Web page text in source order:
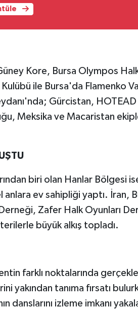
Kore, Bursa Olympos
ile Bursa'da Flamenko
Gürcistan,
Meksika ve Macaristan
biri olan Hanlar Bölgesi
ev sahipliği yaptı. İran,
Derneği, Zafer Halk Oyunları
büyük alkış topladı.
farklı noktalarında
yakından tanıma fırsatı
danslarını izleme imkanı